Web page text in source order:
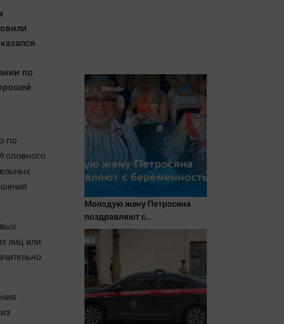
по
по
лиц или
Молодую жену Петросяна
поздравляют с
беременностью